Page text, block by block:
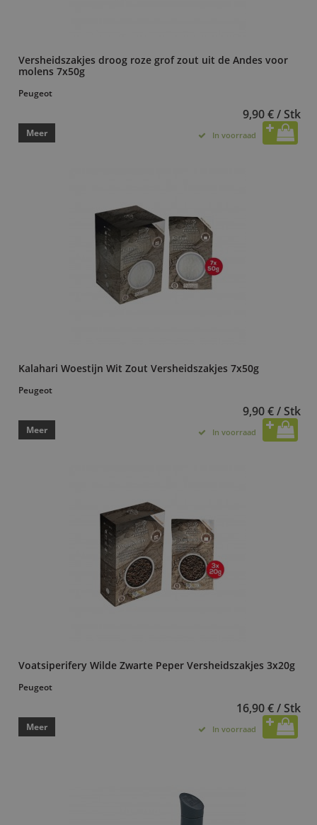
Versheidszakjes droog roze grof zout uit de Andes voor
molens 7x50g
Peugeot
9,90 € / Stk
Meer In voorraad
Kalahari Woestijn Wit Zout Versheidszakjes 7x50g
Peugeot
9,90 € / Stk
Meer In voorraad
Voatsiperifery Wilde Zwarte Peper Versheidszakjes 3x20g
Peugeot
16,90 € / Stk
Meer In voorraad